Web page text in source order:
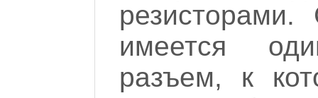
имеется
разъем, к